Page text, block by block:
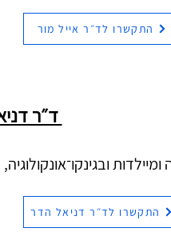
התקשרו לד״ר אייל מור
ד״ר
ומיילדות
התקשרו לד״ר דניאל הדר